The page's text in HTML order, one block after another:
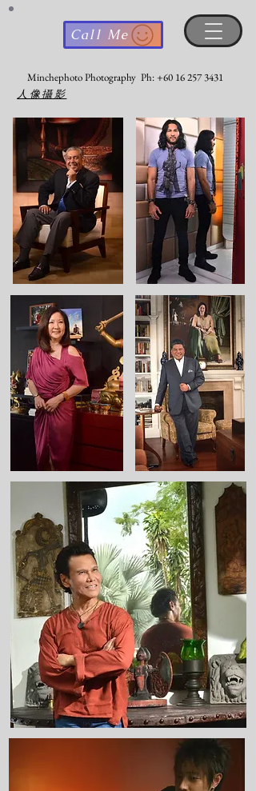
Call Me
​Minchephoto Photography Ph:+60 16 257 3431
人像攝影